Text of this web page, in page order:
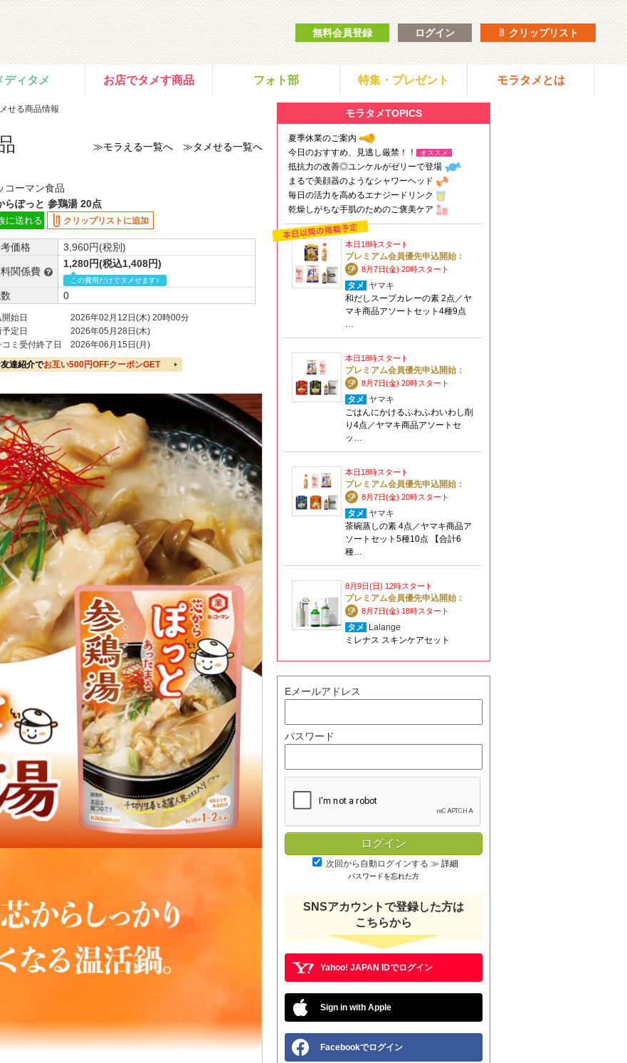
無料会員登録 ログイン クリップリスト
ディタメ お店でタメす商品 フォト部 特集・プレゼント モラタメとは
せる商品情報
≫モラえる一覧へ ≫タメせる一覧へ
コーマン食品
らぽっと 参鶏湯 20点
に送れる クリップリストに追加
価格 3,960円(税別)
関係費
1,280円(税込1,408円)
この費用だけでタメせます♪
0
始日
2026年02月12日(木) 20時00分
定日
2026年05月28日(木)
コミ受付終了日
2026年06月15日(月)
達紹介でお互い500円OFFクーポンGET
モラタメTOPICS
夏季休業のご案内
今日のおすすめ、見逃し厳禁！！
オススメ
抵抗力の改善◎ユンケルがゼリーで登場
まるで美顔器のようなシャワーヘッド
毎日の活力を高めるエナジードリンク
乾燥しがちな手肌のためのご褒美ケア
本日18時スタート
プレミアム会員優先申込開始：
8月7日(金) 20時スタート
タメ ヤマキ
和だしスープカレーの素 2点／ヤ
マキ商品アソートセット4種9点
…
本日18時スタート
プレミアム会員優先申込開始：
8月7日(金) 20時スタート
タメ ヤマキ
ごはんにかけるふわふわいわし削
り4点／ヤマキ商品アソートセ
ッ…
本日18時スタート
プレミアム会員優先申込開始：
8月7日(金) 20時スタート
タメ ヤマキ
茶碗蒸しの素 4点／ヤマキ商品ア
ソートセット5種10点 【合計6
種…
8月9日(日) 12時スタート
プレミアム会員優先申込開始：
8月7日(金) 18時スタート
タメ
Lalange
ミレナス スキンケアセット
Eメールアドレス
パスワード
次回から自動ログインする ≫ 詳細
パスワードを忘れた方
SNSアカウントで登録した方は
こちらから
Yahoo! JAPAN IDでログイン
Sign in with Apple
Facebookでログイン